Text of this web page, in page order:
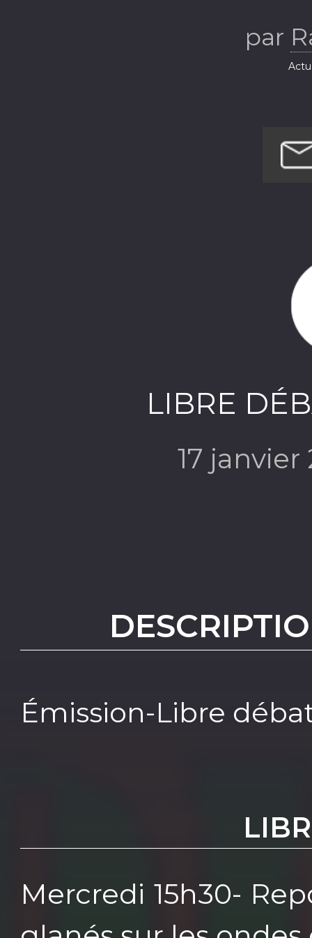
par
LIBRE
17
Émission-Libre
Mercredi 15h30-